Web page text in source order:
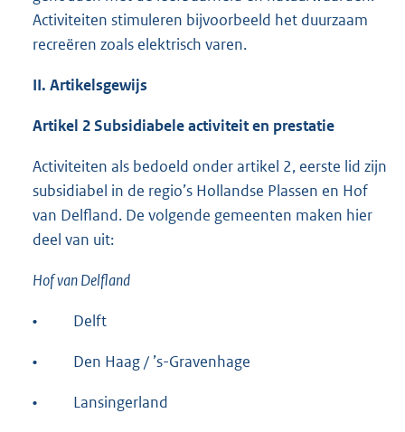
Activiteiten stimuleren bijvoorbeeld het duurzaam
recreëren zoals elektrisch varen.
II. Artikelsgewijs
Artikel 2 Subsidiabele activiteit en prestatie
Activiteiten als bedoeld onder artikel 2, eerste lid zijn
subsidiabel in de regio’s Hollandse Plassen en Hof
van Delfland. De volgende gemeenten maken hier
deel van uit:
Hof van Delfland
• Delft
• Den Haag / ’s-Gravenhage
• Lansingerland